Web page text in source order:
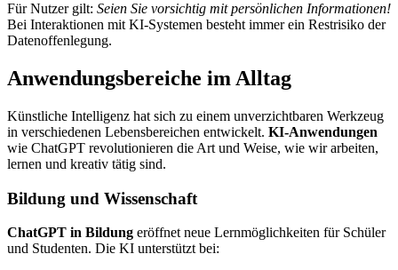
Für Nutzer gilt: Seien Sie vorsichtig mit persönlichen Informationen!
Bei Interaktionen mit KI-Systemen besteht immer ein Restrisiko der
Datenoffenlegung.
Anwendungsbereiche im Alltag
Künstliche Intelligenz hat sich zu einem unverzichtbaren Werkzeug
in verschiedenen Lebensbereichen entwickelt. KI-Anwendungen
wie ChatGPT revolutionieren die Art und Weise, wie wir arbeiten,
lernen und kreativ tätig sind.
Bildung und Wissenschaft
ChatGPT in Bildung eröffnet neue Lernmöglichkeiten für Schüler
und Studenten. Die KI unterstützt bei: